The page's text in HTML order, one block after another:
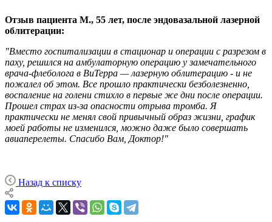
Отзыв пациента М., 55 лет, после эндовазальной лазерной
облитерации:
"Вместо госпитализации в стационар и операции с разрезом в
паху, решился на амбулаторную операцию у замечательного
врача-флеболога в ВиТерра — лазерную облитерацию - и не
пожалел об этом. Все прошло практически безболезненно,
воспаление на голени стихло в первые же дни после операции.
Прошел страх из-за опасности отрыва тромба. Я
практически не менял свой привычный образ жизни, график
моей работы не изменился, можно даже было совершать
авиаперелеты. Спасибо Вам, Доктор!"
Назад к списку